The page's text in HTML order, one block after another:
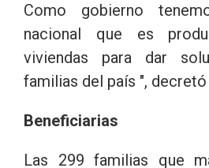
Como gobierno
nacional que es
viviendas para dar
familias del país ",
Beneficiarias
Las 299 familias que